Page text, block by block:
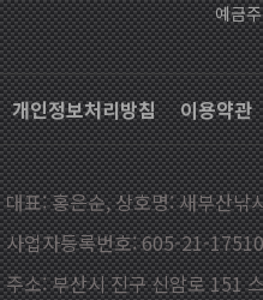
예금
개인정보처리방침 이용약관
대표: 홍은순, 상호명: 새부산낚
사업자등록번호: 605-21-17510
주소: 부산시 진구 신암로 151